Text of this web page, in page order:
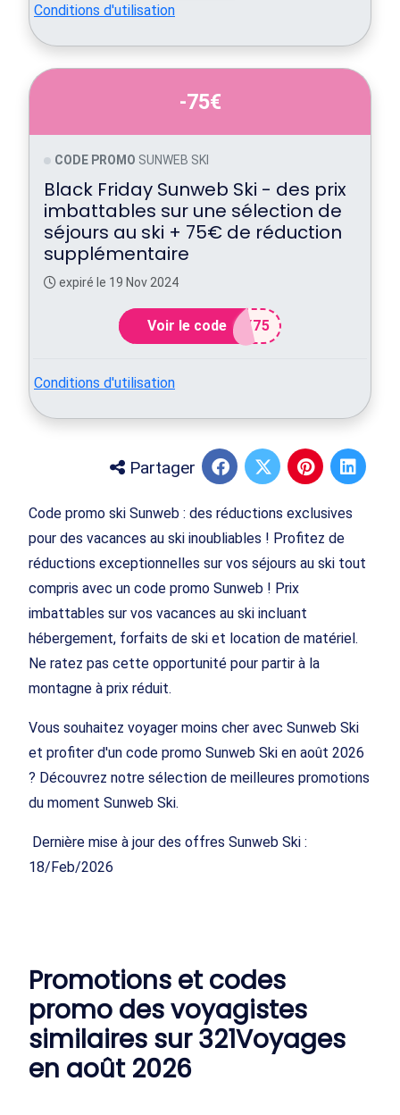
Code promo ski Sunweb : des réductions exclusives
pour des vacances au ski inoubliables ! Profitez de
réductions exceptionnelles sur vos séjours au ski tout
compris avec un code promo Sunweb ! Prix
imbattables sur vos vacances au ski incluant
hébergement, forfaits de ski et location de matériel.
Ne ratez pas cette opportunité pour partir à la
montagne à prix réduit.
Vous souhaitez voyager moins cher avec Sunweb Ski
et profiter d'un code promo Sunweb Ski en août 2026
? Découvrez notre sélection de meilleures promotions
du moment Sunweb Ski.
Dernière mise à jour des offres Sunweb Ski :
18/Feb/2026
Conditions d'utilisation
-75€
CODE PROMO SUNWEB SKI
Black Friday Sunweb Ski - des prix
imbattables sur une sélection de
séjours au ski + 75€ de réduction
supplémentaire
expiré le 19 Nov 2024
Voir le code Y75
Conditions d'utilisation
Partager
Promotions et codes
promo des voyagistes
similaires sur 321Voyages
en août 2026